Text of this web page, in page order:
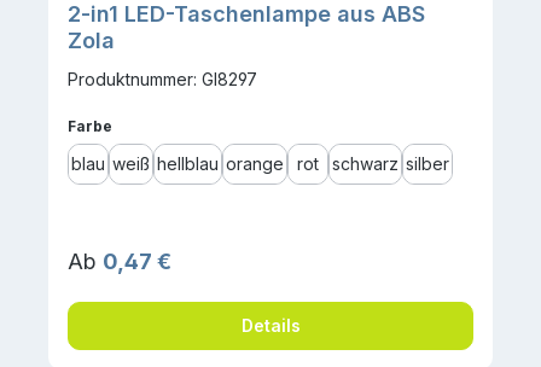
2-in1 LED-Taschenlampe aus ABS
Zola
Produktnummer: GI8297
Farbe
blau weiß hellblau orange rot schwarz silber
Regulärer Preis:
Ab 0,47 €
Details